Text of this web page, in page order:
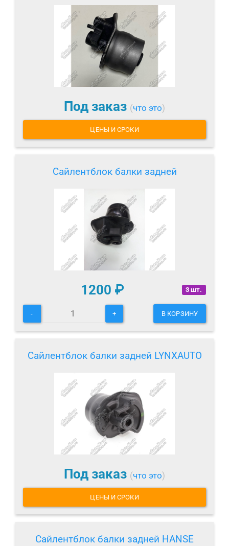
Под заказ (что это)
ЦЕНЫ И СРОКИ
Сайлентблок балки задней
3 шт.
1200 ₽
- + В КОРЗИНУ
Сайлентблок балки задней LYNXAUTO
Под заказ (что это)
ЦЕНЫ И СРОКИ
Сайлентблок балки задней HANSE